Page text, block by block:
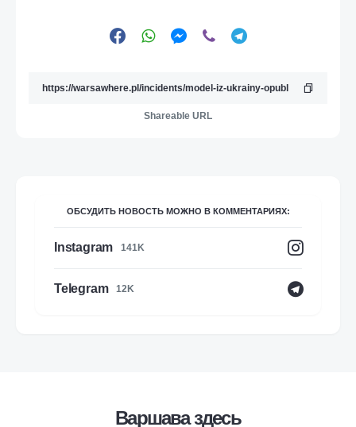
Shareable URL
ОБСУДИТЬ НОВОСТЬ МОЖНО В КОММЕНТАРИЯХ:
Instagram 141K
Telegram 12K
Варшава здесь